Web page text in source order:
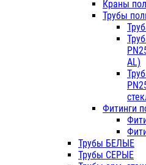
Краны
Трубы
AL)
Фитинги
Трубы БЕЛЫЕ
Трубы СЕРЫЕ